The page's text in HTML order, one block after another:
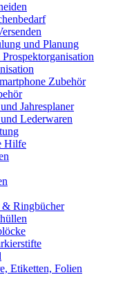
und Planung
Zubehör
Jahresplaner
Lederwaren
Hilfe
& Ringbücher
Etiketten, Folien